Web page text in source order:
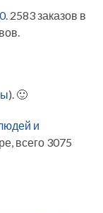
. 2583 заказов в
). 🙂
и
всего 3075